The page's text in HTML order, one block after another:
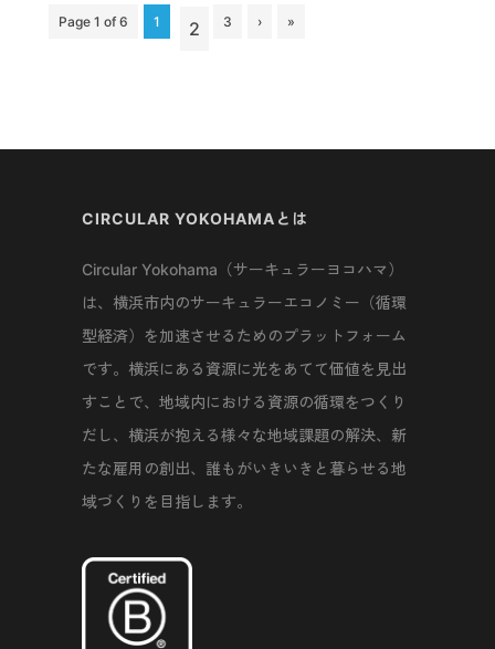
Page 1 of 6 1 2 3 › »
CIRCULAR YOKOHAMAとは
Circular Yokohama（サーキュラーヨコハマ）
は、横浜市内のサーキュラーエコノミー（循環
型経済）を加速させるためのプラットフォーム
です。横浜にある資源に光をあてて価値を見出
すことで、地域内における資源の循環をつくり
だし、横浜が抱える様々な地域課題の解決、新
たな雇用の創出、誰もがいきいきと暮らせる地
域づくりを目指します。